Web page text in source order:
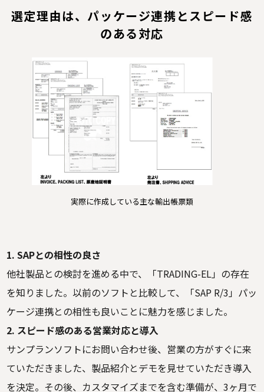
選定理由は、パッケージ連携とスピード感
のある対応
実際に作成している主な輸出帳票類
1. SAPとの相性の良さ
他社製品との検討を進める中で、「TRADING-EL」の存在
を知りました。以前のソフトと比較して、「SAP R/3」パッ
ケージ連携との相性も良いことに魅力を感じました。
2. スピード感のある営業対応と導入
サンプランソフトにお問い合わせ後、営業の方がすぐに来
ていただきました、製品紹介とデモを見せていただき導入
を決定。その後、カスタマイズまでを含む準備が、3ヶ月で